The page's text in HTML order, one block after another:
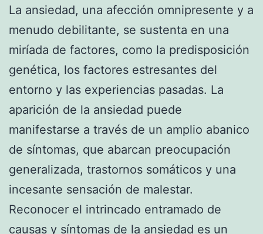
La ansiedad, una afección omnipresente y a
menudo debilitante, se sustenta en una
miríada de factores, como la predisposición
genética, los factores estresantes del
entorno y las experiencias pasadas. La
aparición de la ansiedad puede
manifestarse a través de un amplio abanico
de síntomas, que abarcan preocupación
generalizada, trastornos somáticos y una
incesante sensación de malestar.
Reconocer el intrincado entramado de
causas y síntomas de la ansiedad es un